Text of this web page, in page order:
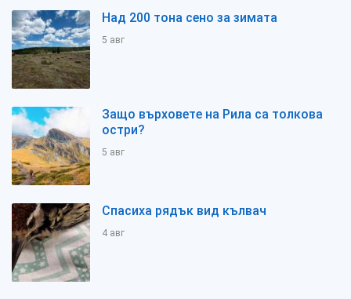
Над 200 тона сено за зимата
5 авг
Защо върховете на Рила са толкова
остри?
5 авг
Спасиха рядък вид кълвач
4 авг